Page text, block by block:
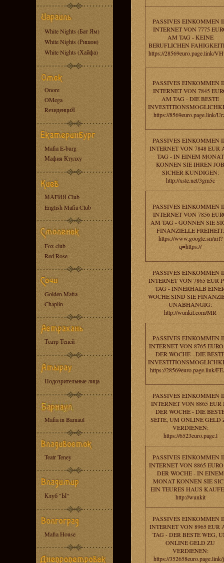
White Nights (Бат Ям)
White Nights (Ришон)
White Nights (Хайфа)
Onore
OMega
RезиденциЯ
Mafia E-burg
Мафия Ктулху
МАFИЯ Club
English Mafia Club
Fox club
Red Rose
Golden Mafia
Chaplin
Театр Теней
Подозрительные лица
Mafia in Barnaul
Teatr Teney
Клуб "Ы"
Mafia House
PASSIVES EINKOMMEN
INTERNET VON 7775
AM TAG - KEINE
BERUFLICHEN
https://28569euro.page.link/
PASSIVES EINKOMMEN
INTERNET VON 7845
AM TAG - DIE BESTE
https://8569euro.page.link/
PASSIVES EINKOMMEN
INTERNET VON 7848 EUR
TAG - IN EINEM MONAT
KONNEN SIE IHREN JOB
SICHER KUNDIGEN:
http://xsle.net/3gm5c
PASSIVES EINKOMMEN
INTERNET VON 7856
AM TAG - GONNEN SIE
FINANZIELLE FREIHEIT:
https://www.google.sn/url?
q=https://
PASSIVES EINKOMMEN
INTERNET VON 7865 EUR
TAG - INNERHALB
WOCHE SIND SIE
UNABHANGIG:
http://wunkit.com/MR
PASSIVES EINKOMMEN
INTERNET VON 8765
DER WOCHE - DIE
https://28569euro.page.link/
PASSIVES EINKOMMEN
INTERNET VON 8865 EUR
DER WOCHE - DIE
SEITE, UM ONLINE GELD
VERDIENEN:
https://6523euro.page.l
PASSIVES EINKOMMEN
INTERNET VON 8865
DER WOCHE - IN EINEM
MONAT KONNEN SIE
EIN TEURES HAUS
http://wunkit
PASSIVES EINKOMMEN
INTERNET VON 8965 EUR
TAG - DER BESTE WEG,
ONLINE GELD ZU
VERDIENEN:
https://